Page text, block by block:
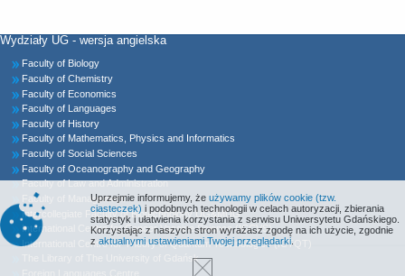
Wydziały UG - wersja angielska
Faculty of Biology
Faculty of Chemistry
Faculty of Economics
Faculty of Languages
Faculty of History
Faculty of Mathematics, Physics and Informatics
Faculty of Social Sciences
Faculty of Oceanography and Geography
Faculty of Law and Administration
Faculty of Management
Intercollegiate Faculty of Biotechnology UG&MUG
International Centre for Cancer Vaccine Science (ICCVS)
International Centre for Theory of Quantum Technologies (ICTQT)
The Library of The University of Gdańsk
Uprzejmie informujemy, że używamy plików cookie (tzw.
ciasteczek) i podobnych technologii w celach autoryzacji, zbierania
statystyk i ułatwienia korzystania z serwisu Uniwersytetu Gdańskiego.
Korzystając z naszych stron wyrażasz zgodę na ich użycie, zgodnie
z aktualnymi ustawieniami Twojej przeglądarki